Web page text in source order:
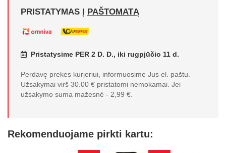
PRISTATYMAS Į PAŠTOMATĄ
Pristatysime PER 2 D. D., iki rugpjūčio 11 d.
Perdavę prekes kurjeriui, informuosime Jus el. paštu.
Užsakymai virš 30.00 € pristatomi nemokamai. Jei
užsakymo suma mažesnė - 2,99 €.
Rekomenduojame pirkti kartu: